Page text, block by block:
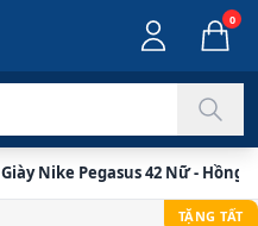
0
Giày Nike Pegasus 42 Nữ - Hồng
TẶNG TẤT